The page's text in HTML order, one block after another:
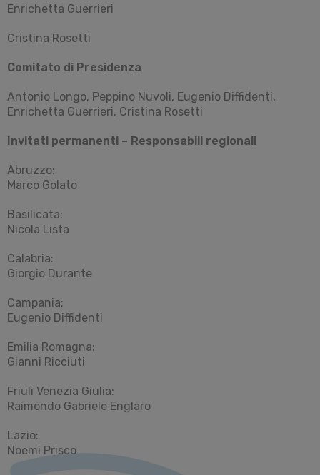
Enrichetta Guerrieri
Cristina Rosetti
Comitato di Presidenza
Antonio Longo, Peppino Nuvoli, Eugenio Diffidenti,
Enrichetta Guerrieri, Cristina Rosetti
Invitati permanenti – Responsabili regionali
Abruzzo:
Marco Golato
Basilicata:
Nicola Lista
Calabria:
Giorgio Durante
Campania:
Eugenio Diffidenti
Emilia Romagna:
Gianni Ricciuti
Friuli Venezia Giulia:
Raimondo Gabriele Englaro
Lazio:
Noemi Prisco